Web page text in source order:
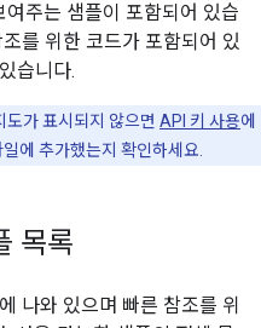
주는 샘플이 포함되어 있습
를 위한 코드가 포함되어 있
습니다.
도가 표시되지 않으면 API 키 사용에
에 추가했는지 확인하세요.
목록
나와 있으며 빠른 참조를 위